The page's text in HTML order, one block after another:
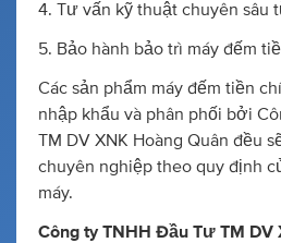
4. Tư vấn kỹ thuật chuyên sâu
5. Bảo hành bảo trì máy đếm
Các sản phẩm máy đếm tiền
nhập khẩu và phân phối bởi
TM DV XNK Hoàng Quân đều
chuyên nghiệp theo quy định
máy.
Công ty TNHH Đầu Tư TM DV